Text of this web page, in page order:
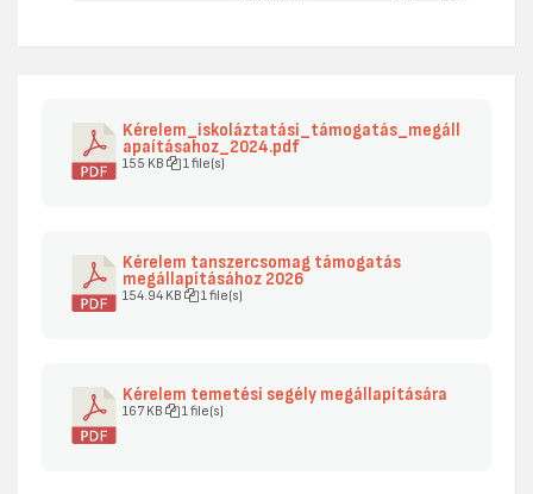
Kérelem_iskoláztatási_támogatás_megáll
apaításahoz_2024.pdf
155 KB 1 file(s)
Kérelem tanszercsomag támogatás
megállapításához 2026
154.94 KB 1 file(s)
Kérelem temetési segély megállapítására
167 KB 1 file(s)